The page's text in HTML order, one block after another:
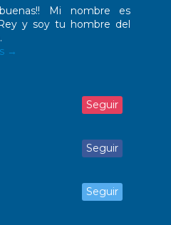
buenas!! Mi nombre es
y soy tu hombre del
→
Seguir
Seguir
Seguir